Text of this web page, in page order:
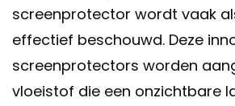
screenprotector wordt vaak
effectief beschouwd. Deze
screenprotectors worden
vloeistof die een onzichtbare